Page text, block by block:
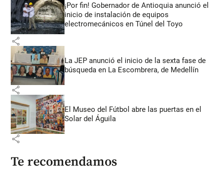
¡Por fin! Gobernador de Antioquia anunció el
inicio de instalación de equipos
electromecánicos en Túnel del Toyo
share
La JEP anunció el inicio de la sexta fase de
búsqueda en La Escombrera, de Medellín
share
El Museo del Fútbol abre las puertas en el
Solar del Águila
share
Te recomendamos